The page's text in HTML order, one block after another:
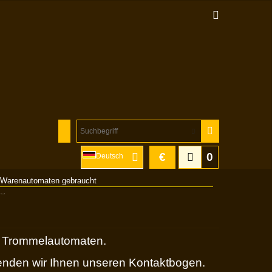
0
€
Deutsch
gebraucht
wir Ihnen unseren Kontaktbogen.